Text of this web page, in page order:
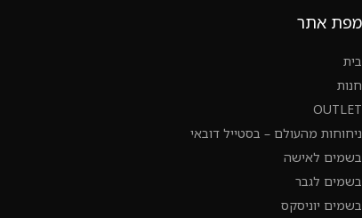
מפת אתר
בית
חנות
OUTLET
ניחוחות מהעולם – בסטייל דובאי
בשמים לאישה
בשמים לגבר
בשמים יוניסקס